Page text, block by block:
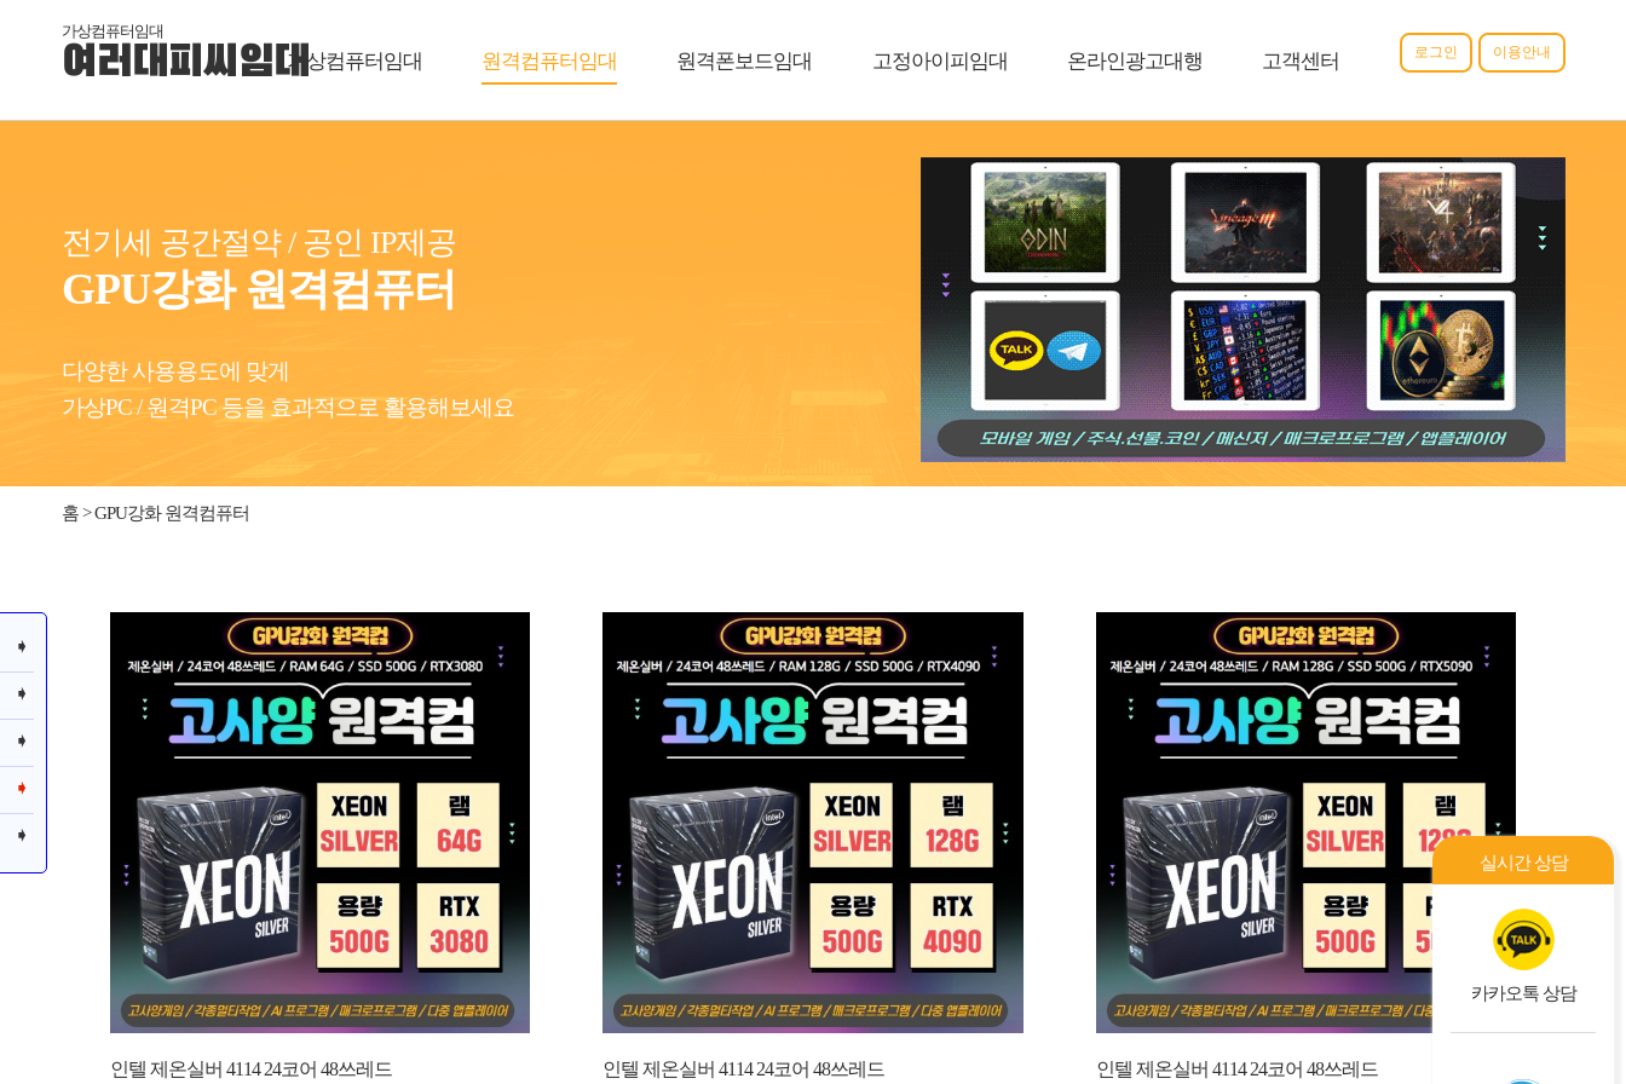
가상컴퓨터임대
여러대피씨임대 이용안내
로그인
가상컴퓨터임대 원격컴퓨터임대 원격폰보드임대 고정아이피임대 온라인광고대행 고객센터
전기세 공간절약 / 공인 IP제공
GPU강화 원격컴퓨터
다양한 사용용도에 맞게
가상PC / 원격PC 등을 효과적으로 활용해보세요
홈 > GPU강화 원격컴퓨터
인텔 제온실버 4114 24코어 48쓰레드 인텔 제온실버 4114 24코어 48쓰레드 인텔 제온실버 4114 24코어 48쓰레드
실시간 상담
카카오톡 상담